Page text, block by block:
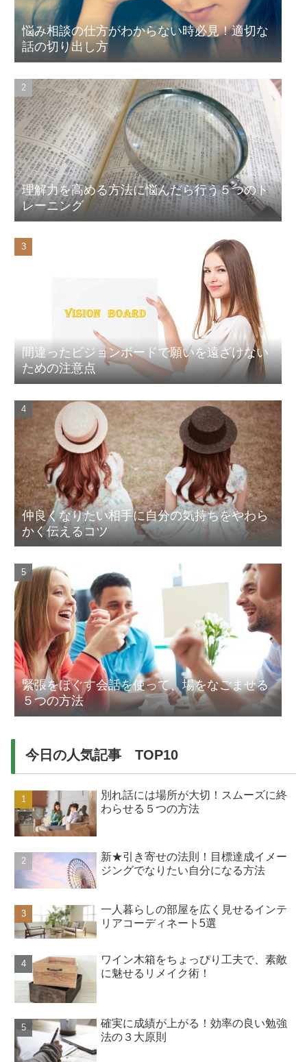
悩み相談の仕方がわからない時必見！適切な
話の切り出し方
理解力を高める方法に悩んだら行う５つのト
レーニング
間違ったビジョンボードで願いを遠ざけない
ための注意点
仲良くなりたい相手に自分の気持ちをやわら
かく伝えるコツ
緊張をほぐす会話を使って、場をなごませる
５つの方法
今日の人気記事 TOP10
別れ話には場所が大切！スムーズに終
わらせる５つの方法
新★引き寄せの法則！目標達成イメー
ジングでなりたい自分になる方法
一人暮らしの部屋を広く見せるインテ
リアコーディネート5選
ワイン木箱をちょっぴり工夫で、素敵
に魅せるリメイク術！
確実に成績が上がる！効率の良い勉強
法の３大原則